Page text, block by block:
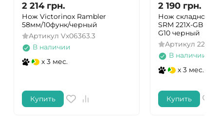
2 214 грн.
Нож Victorinox Rambler
58мм/10функ/черный
Артикул Vx06363.3
В наличии
x 3 мес.
Купить
2 190 грн.
Нож складной
SRM 221X-GB
G10 черный
Артикул 221X-
В наличии
x 3 мес.
Купить